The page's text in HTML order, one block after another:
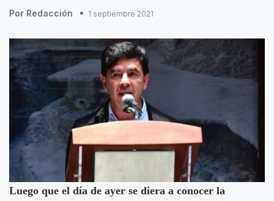
Por Redacción 1 septiembre 2021
Luego que el día de ayer se diera a conocer la